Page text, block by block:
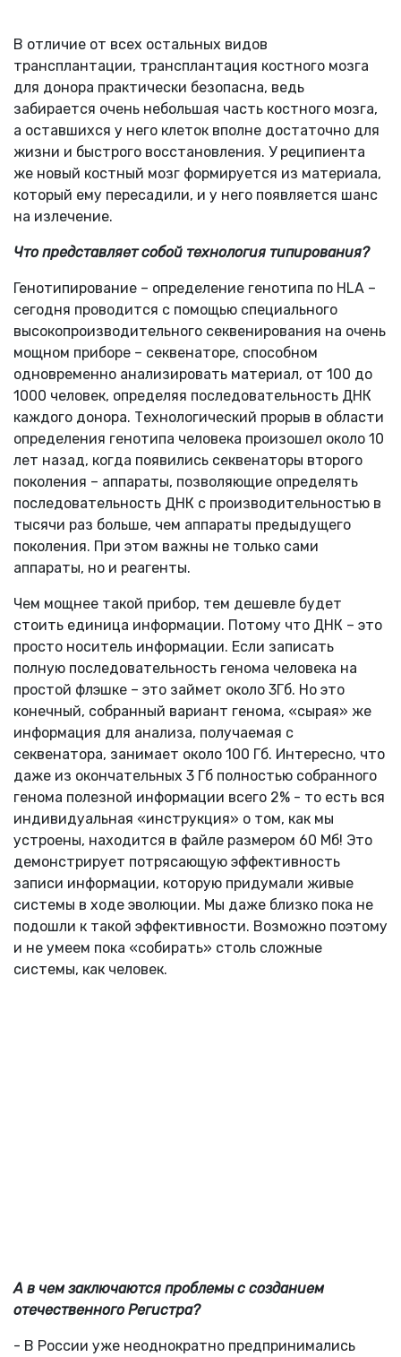
В отличие от всех остальных видов
трансплантации, трансплантация костного мозга
для донора практически безопасна, ведь
забирается очень небольшая часть костного мозга,
а оставшихся у него клеток вполне достаточно для
жизни и быстрого восстановления. У реципиента
же новый костный мозг формируется из материала,
который ему пересадили, и у него появляется шанс
на излечение.
Что представляет собой технология типирования?
Генотипирование – определение генотипа по HLA –
сегодня проводится с помощью специального
высокопроизводительного секвенирования на очень
мощном приборе – секвенаторе, способном
одновременно анализировать материал, от 100 до
1000 человек, определяя последовательность ДНК
каждого донора. Технологический прорыв в области
определения генотипа человека произошел около 10
лет назад, когда появились секвенаторы второго
поколения – аппараты, позволяющие определять
последовательность ДНК с производительностью в
тысячи раз больше, чем аппараты предыдущего
поколения. При этом важны не только сами
аппараты, но и реагенты.
Чем мощнее такой прибор, тем дешевле будет
стоить единица информации. Потому что ДНК – это
просто носитель информации. Если записать
полную последовательность генома человека на
простой флэшке – это займет около 3Гб. Но это
конечный, собранный вариант генома, «сырая» же
информация для анализа, получаемая с
секвенатора, занимает около 100 Гб. Интересно, что
даже из окончательных 3 Гб полностью собранного
генома полезной информации всего 2% - то есть вся
индивидуальная «инструкция» о том, как мы
устроены, находится в файле размером 60 Mб! Это
демонстрирует потрясающую эффективность
записи информации, которую придумали живые
системы в ходе эволюции. Мы даже близко пока не
подошли к такой эффективности. Возможно поэтому
и не умеем пока «собирать» столь сложные
системы, как человек.
А в чем заключаются проблемы с созданием
отечественного Регистра?
- В России уже неоднократно предпринимались